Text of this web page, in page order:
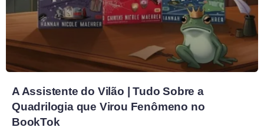
A Assistente do Vilão | Tudo Sobre a
Quadrilogia que Virou Fenômeno no
BookTok